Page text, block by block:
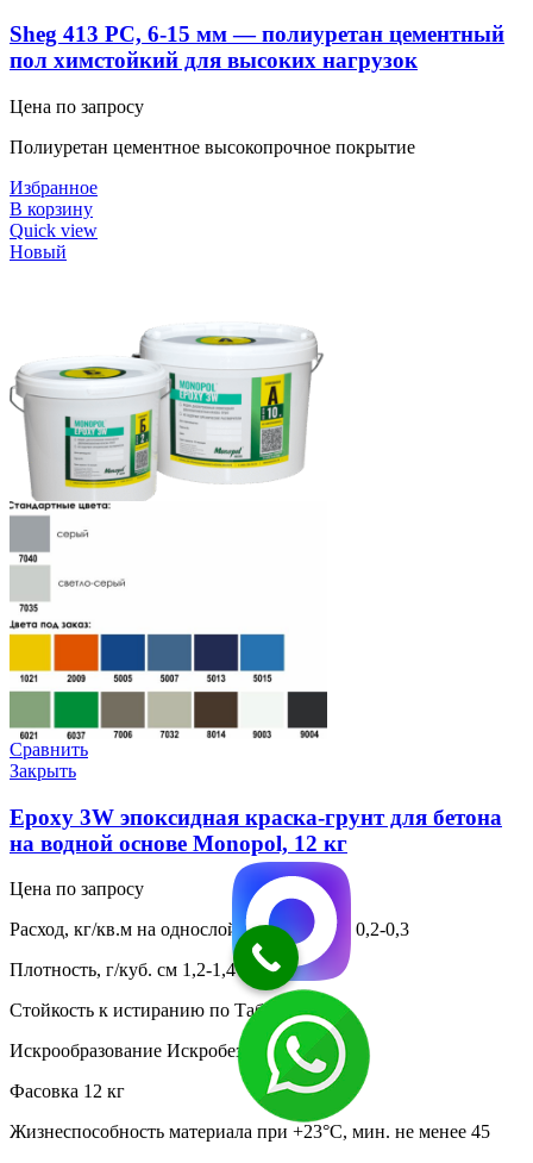
Sheg 413 PC, 6-15 мм — полиуретан цементный
пол химстойкий для высоких нагрузок
Цена по запросу
Полиуретан цементное высокопрочное покрытие
Избранное
В корзину
Quick view
Новый
Сравнить
Закрыть
Epoxy 3W эпоксидная краска-грунт для бетона
на водной основе Monopol, 12 кг
Цена по запросу
Расход, кг/кв.м на однослойное покрытие 0,2-0,3
Плотность, г/куб. см 1,2-1,4
Стойкость к истиранию по Таберу, мг 50
Искрообразование Искробезопасное
Фасовка 12 кг
Жизнеспособность материала при +23°С, мин. не менее 45